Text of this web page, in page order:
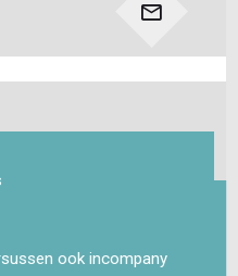
ook incompany